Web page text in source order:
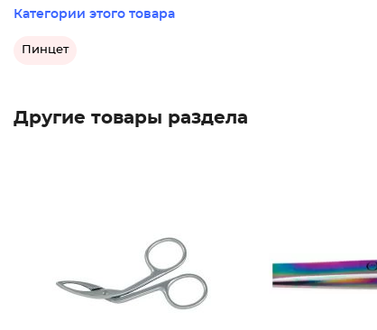
Категории этого товара
Пинцет
Другие товары раздела